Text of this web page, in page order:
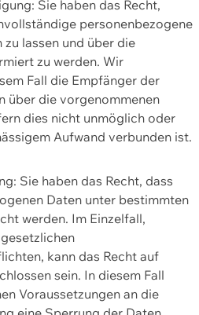
Sie haben das Recht,
personenbezogene
lassen und über die
zu werden. Wir
Fall die Empfänger der
über die vorgenommenen
dies nicht unmöglich oder
Aufwand verbunden ist.
Sie haben das Recht, dass
Daten unter bestimmten
werden. Im Einzelfall,
kann das Recht auf
sein. In diesem Fall
Voraussetzungen an die